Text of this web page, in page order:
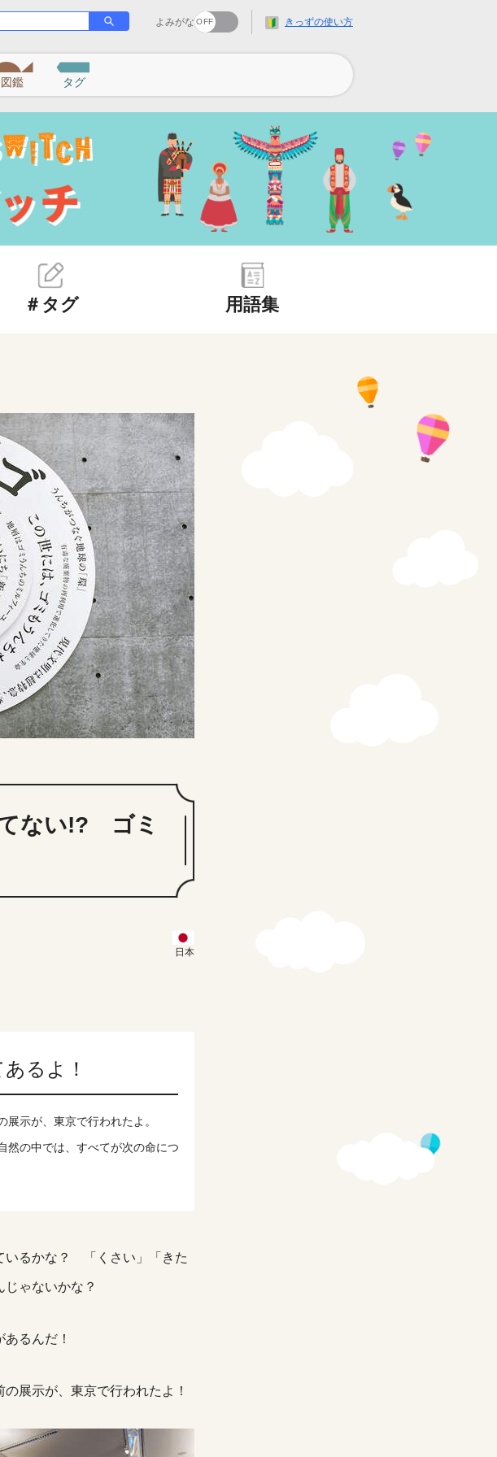
さ
よみがな きっずの使い方
図鑑 タグ
＃タグ 用語集
てない!? ゴミ
日本
るよ！
展示が、東京で行われたよ。
然の中では、すべてが次の命につ
いるかな？ 「くさい」「きた
ゃないかな？
るんだ！
展示が、東京で行われたよ！